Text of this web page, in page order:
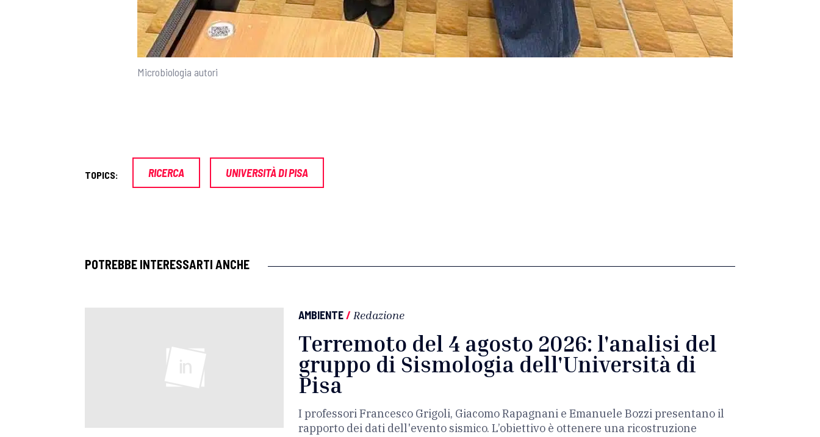
Microbiologia autori
TOPICS: RICERCA UNIVERSITÀ DI PISA
POTREBBE INTERESSARTI ANCHE
AMBIENTE/ Redazione
Terremoto del 4 agosto 2026: l'analisi del
gruppo di Sismologia dell'Università di
Pisa
I professori Francesco Grigoli, Giacomo Rapagnani e Emanuele Bozzi presentano il
rapporto dei dati dell'evento sismico. L’obiettivo è ottenere una ricostruzione